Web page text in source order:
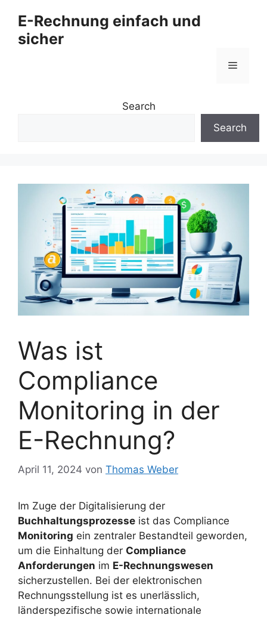
Inhalt
springen
E-Rechnung einfach und
sicher
Menü
Search
Search
Was ist
Compliance
Monitoring in der
E-Rechnung?
April 11, 2024 von Thomas Weber
Im Zuge der Digitalisierung der
Buchhaltungsprozesse ist das Compliance
Monitoring ein zentraler Bestandteil geworden,
um die Einhaltung der Compliance
Anforderungen im E-Rechnungswesen
sicherzustellen. Bei der elektronischen
Rechnungsstellung ist es unerlässlich,
länderspezifische sowie internationale